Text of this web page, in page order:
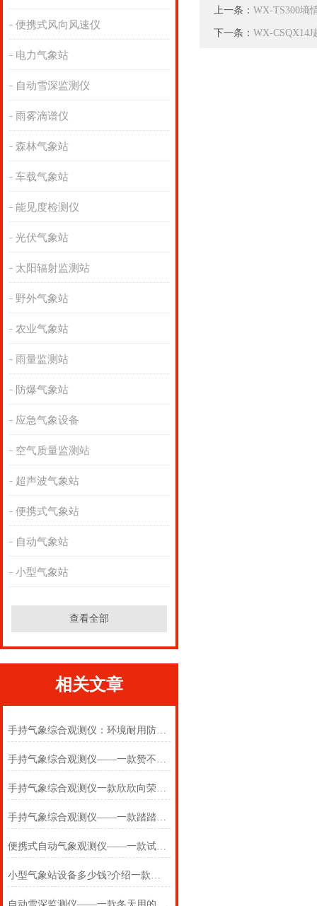
便携式风向风速仪
电力气象站
自动雪深监测仪
雨雾滴谱仪
森林气象站
车载气象站
能见度检测仪
光伏气象站
太阳辐射监测站
野外气象站
农业气象站
雨量监测站
防爆气象站
应急气象设备
空气质量监测站
超声波气象站
便携式气象站
自动气象站
小型气象站
查看全部
相关文章
手持气象综合观测仪：环境耐用防护 + 智能低耗运维，保障长期可靠应用
手持气象综合观测仪——一款赞不绝口的手持气象仪
手持气象综合观测仪一款欣欣向荣的手持气象观测仪器
手持气象综合观测仪——一款踏踏实实的手持气象综合观测仪
便携式自动气象观测仪——一款试试就试试的手持气象综合观测仪
小型气象站设备多少钱?介绍一款实用的农田自动气象站
上一条： WX-TS300墒
下一条： WX-